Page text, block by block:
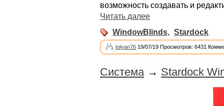
возможность создавать и
Читать далее
WindowBlinds, Stardock
tolyan76 19/07/19 Просмотров: 6431
Система → Stardock